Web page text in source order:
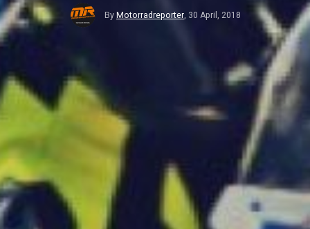
By Motorradreporter, 30 April, 2018